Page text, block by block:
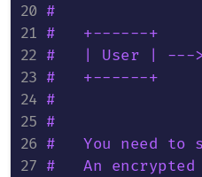
#
#   +------+
#   | User | ---
#   +------+
#
#
#   You need to
#   An encrypted